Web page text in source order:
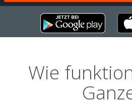
Wie